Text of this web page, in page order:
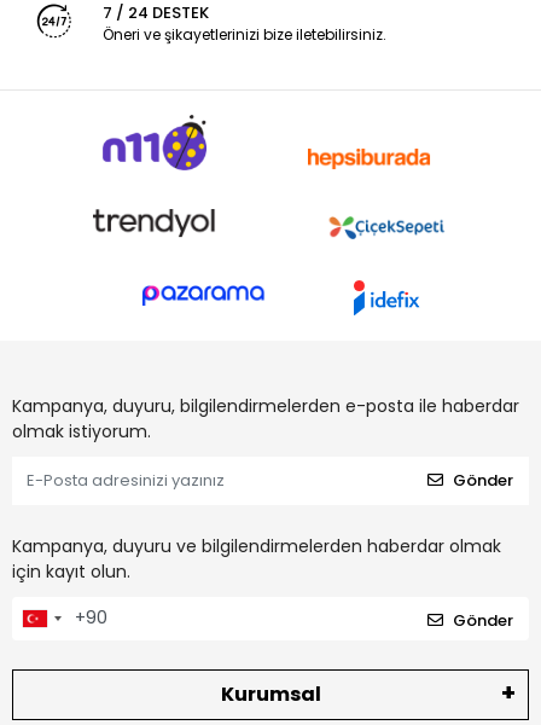
7 / 24 DESTEK
Öneri ve şikayetlerinizi bize iletebilirsiniz.
Kampanya, duyuru, bilgilendirmelerden e-posta ile haberdar
olmak istiyorum.
Gönder
Kampanya, duyuru ve bilgilendirmelerden haberdar olmak
için kayıt olun.
Gönder
Kurumsal